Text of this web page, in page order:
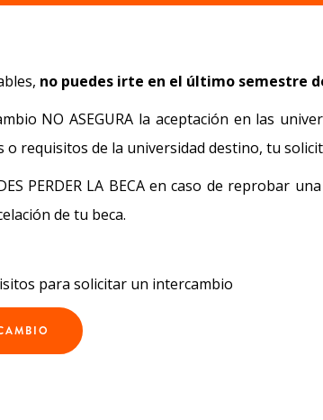
no puedes irte en el último semestre
NO ASEGURA la aceptación en las
requisitos de la universidad destino, tu
PERDER LA BECA en caso de reprobar
de tu beca.
para solicitar un intercambio